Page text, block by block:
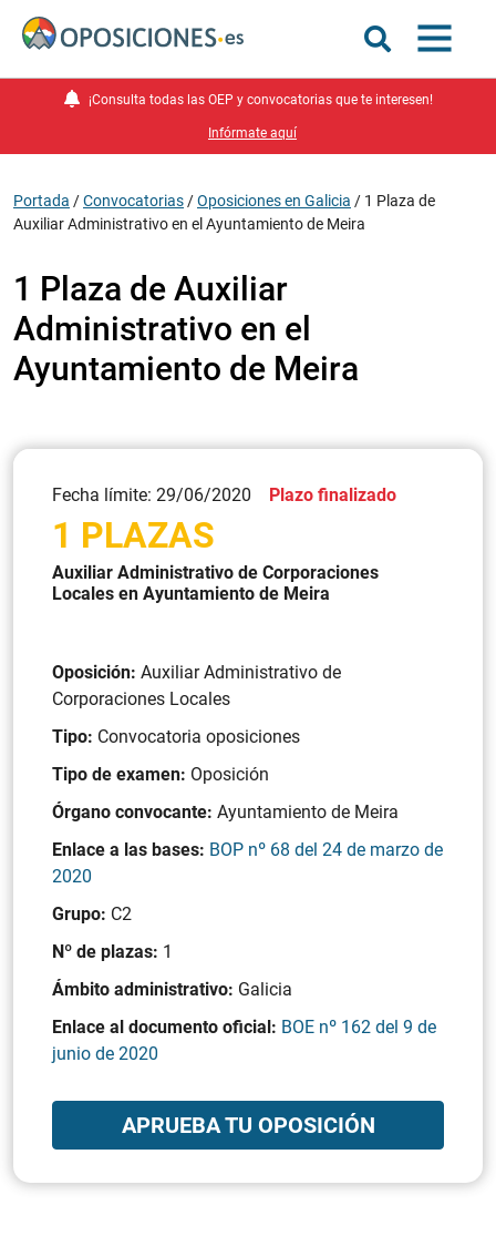
¡Consulta todas las OEP y convocatorias que te interesen!
Infórmate aquí
Portada /Convocatorias /Oposiciones en Galicia / 1 Plaza de
Auxiliar Administrativo en el Ayuntamiento de Meira
1 Plaza de Auxiliar
Administrativo en el
Ayuntamiento de Meira
Fecha límite: 29/06/2020 Plazo finalizado
1 PLAZAS
Auxiliar Administrativo de Corporaciones
Locales en Ayuntamiento de Meira
Oposición: Auxiliar Administrativo de
Corporaciones Locales
Tipo: Convocatoria oposiciones
Tipo de examen: Oposición
Órgano convocante: Ayuntamiento de Meira
Enlace a las bases: BOP nº 68 del 24 de marzo de
2020
Grupo: C2
Nº de plazas: 1
Ámbito administrativo: Galicia
Enlace al documento oficial: BOE nº 162 del 9 de
junio de 2020
APRUEBA TU OPOSICIÓN